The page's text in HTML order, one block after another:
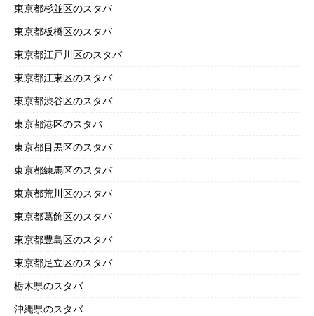
東京都杉並区のスタバ
東京都板橋区のスタバ
東京都江戸川区のスタバ
東京都江東区のスタバ
東京都渋谷区のスタバ
東京都港区のスタバ
東京都目黒区のスタバ
東京都練馬区のスタバ
東京都荒川区のスタバ
東京都葛飾区のスタバ
東京都豊島区のスタバ
東京都足立区のスタバ
栃木県のスタバ
沖縄県のスタバ